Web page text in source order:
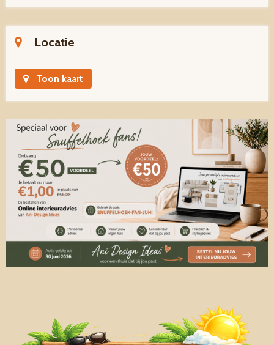
Locatie
Toon kaart